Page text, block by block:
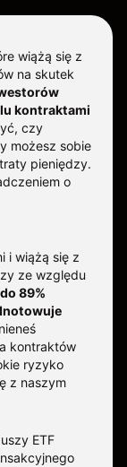
wiążą się z
na skutek
kontraktami
czy
możesz sobie
pieniędzy.
o
i wiążą się z
ze względu
89%
kontraktów
ryzyko
z naszym
ETF